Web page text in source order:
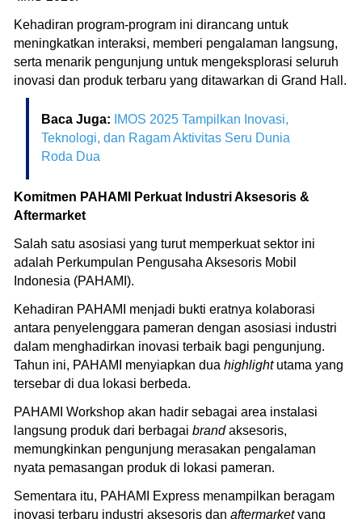
Kehadiran program-program ini dirancang untuk
meningkatkan interaksi, memberi pengalaman langsung,
serta menarik pengunjung untuk mengeksplorasi seluruh
inovasi dan produk terbaru yang ditawarkan di Grand Hall.
Baca Juga:
IMOS 2025 Tampilkan Inovasi,
Teknologi, dan Ragam Aktivitas Seru Dunia
Roda Dua
Komitmen PAHAMI Perkuat Industri Aksesoris &
Aftermarket
Salah satu asosiasi yang turut memperkuat sektor ini
adalah Perkumpulan Pengusaha Aksesoris Mobil
Indonesia (PAHAMI).
Kehadiran PAHAMI menjadi bukti eratnya kolaborasi
antara penyelenggara pameran dengan asosiasi industri
dalam menghadirkan inovasi terbaik bagi pengunjung.
Tahun ini, PAHAMI menyiapkan dua highlightutama yang
tersebar di dua lokasi berbeda.
PAHAMI Workshop akan hadir sebagai area instalasi
langsung produk dari berbagai brandaksesoris,
memungkinkan pengunjung merasakan pengalaman
nyata pemasangan produk di lokasi pameran.
Sementara itu, PAHAMI Express menampilkan beragam
inovasi terbaru industri aksesoris dan aftermarketyang